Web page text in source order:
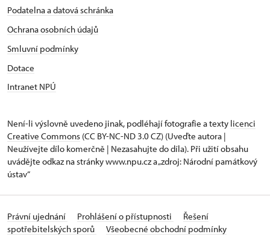
Podatelna a datová schránka
Ochrana osobních údajů
Smluvní podmínky
Dotace
Intranet NPÚ
Není-li výslovně uvedeno jinak, podléhají fotografie a texty licenci
Creative Commons (CC BY-NC-ND 3.0 CZ) (Uveďte autora |
Neužívejte dílo komerčně | Nezasahujte do díla). Při užití obsahu
uvádějte odkaz na stránky www.npu.cz a „zdroj: Národní památkový
ústav“
Právní ujednání Prohlášení o přístupnosti
Řešení
spotřebitelských sporů
Všeobecné obchodní podmínky